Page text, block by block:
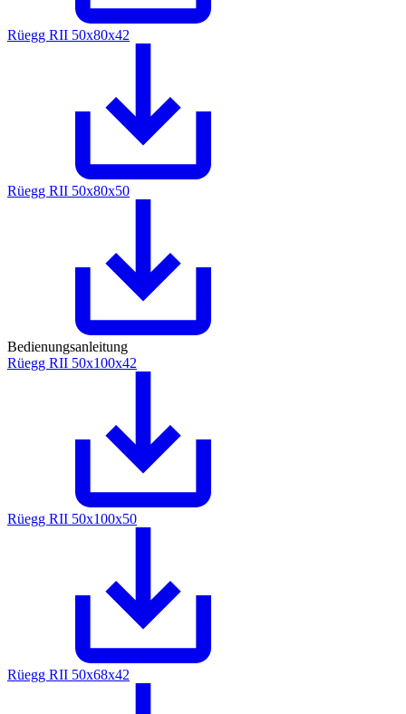
Rüegg RII 50x80x42
Rüegg RII 50x80x50
Bedienungsanleitung
Rüegg RII 50x100x42
Rüegg RII 50x100x50
Rüegg RII 50x68x42